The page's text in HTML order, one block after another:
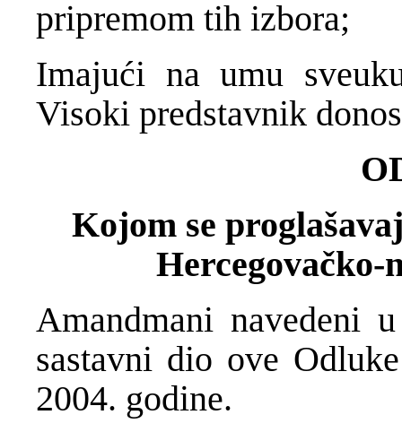
pripremom tih izbora;
Imajući na umu
Visoki predstavnik
Kojom se
Hercegovačko-
Amandmani navedeni
sastavni dio ove
2004. godine.